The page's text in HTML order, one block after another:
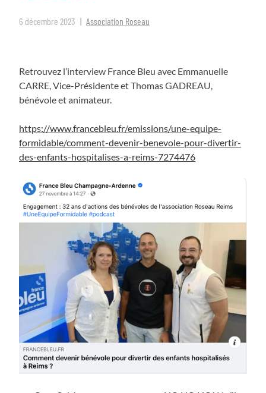
6 décembre 2023 Association Roseau
Retrouvez l’interview France Bleu avec Emmanuelle
CARRE, Vice-Présidente et Thomas GADREAU,
bénévole et animateur.
https://www.francebleu.fr/emissions/une-equipe-
formidable/comment-devenir-benevole-pour-divertir-
des-enfants-hospitalises-a-reims-7274476